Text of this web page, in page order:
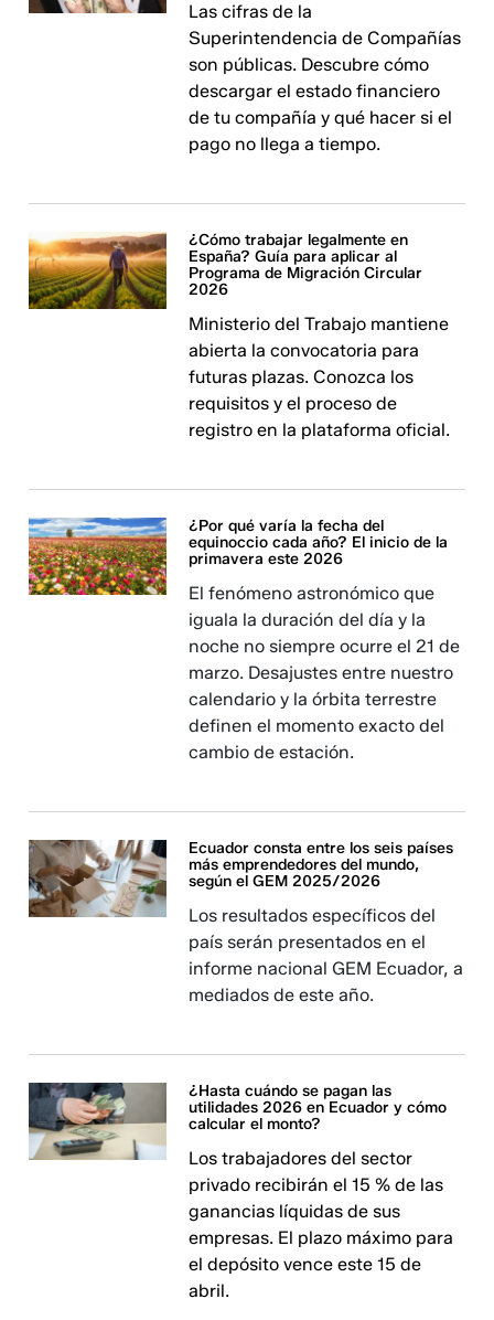
Las cifras de la
Superintendencia de Compañías
son públicas. Descubre cómo
descargar el estado financiero
de tu compañía y qué hacer si el
pago no llega a tiempo.
¿Cómo trabajar legalmente en
España? Guía para aplicar al
Programa de Migración Circular
2026
Ministerio del Trabajo mantiene
abierta la convocatoria para
futuras plazas. Conozca los
requisitos y el proceso de
registro en la plataforma oficial.
¿Por qué varía la fecha del
equinoccio cada año? El inicio de la
primavera este 2026
El fenómeno astronómico que
iguala la duración del día y la
noche no siempre ocurre el 21 de
marzo. Desajustes entre nuestro
calendario y la órbita terrestre
definen el momento exacto del
cambio de estación.
Ecuador consta entre los seis países
más emprendedores del mundo,
según el GEM 2025/2026
Los resultados específicos del
país serán presentados en el
informe nacional GEM Ecuador, a
mediados de este año.
¿Hasta cuándo se pagan las
utilidades 2026 en Ecuador y cómo
calcular el monto?
Los trabajadores del sector
privado recibirán el 15 % de las
ganancias líquidas de sus
empresas. El plazo máximo para
el depósito vence este 15 de
abril.